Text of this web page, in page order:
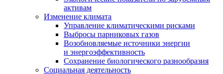
активам
Изменение климата
Управление климатическими рисками
Выбросы парниковых газов
Возобновляемые источники энергии
и энергоэффективность
Сохранение биологического разнообразия
Социальная деятельность